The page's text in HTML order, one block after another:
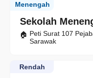
Sekolah
Menengah
Peti Surat 107
Sarawak
Rendah